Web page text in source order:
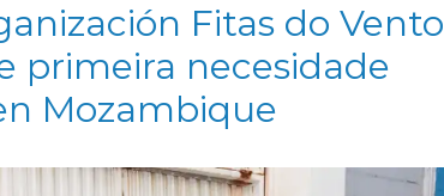
Fitas do Vento
primeira necesidade
Mozambique